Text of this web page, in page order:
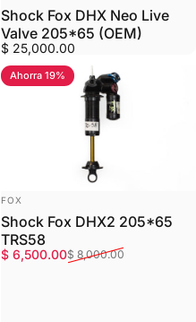
Shock Fox DHX Neo Live
Valve 205*65 (OEM)
$ 25,000.00
Ahorra 19%
MARCA:
FOX
Shock Fox DHX2 205*65
TRS58
Precio de oferta
$ 6,500.00
Precio habitual
$ 8,000.00